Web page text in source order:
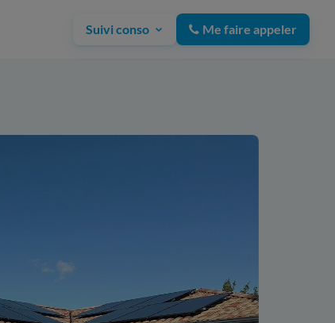
Suivi conso Me faire appeler